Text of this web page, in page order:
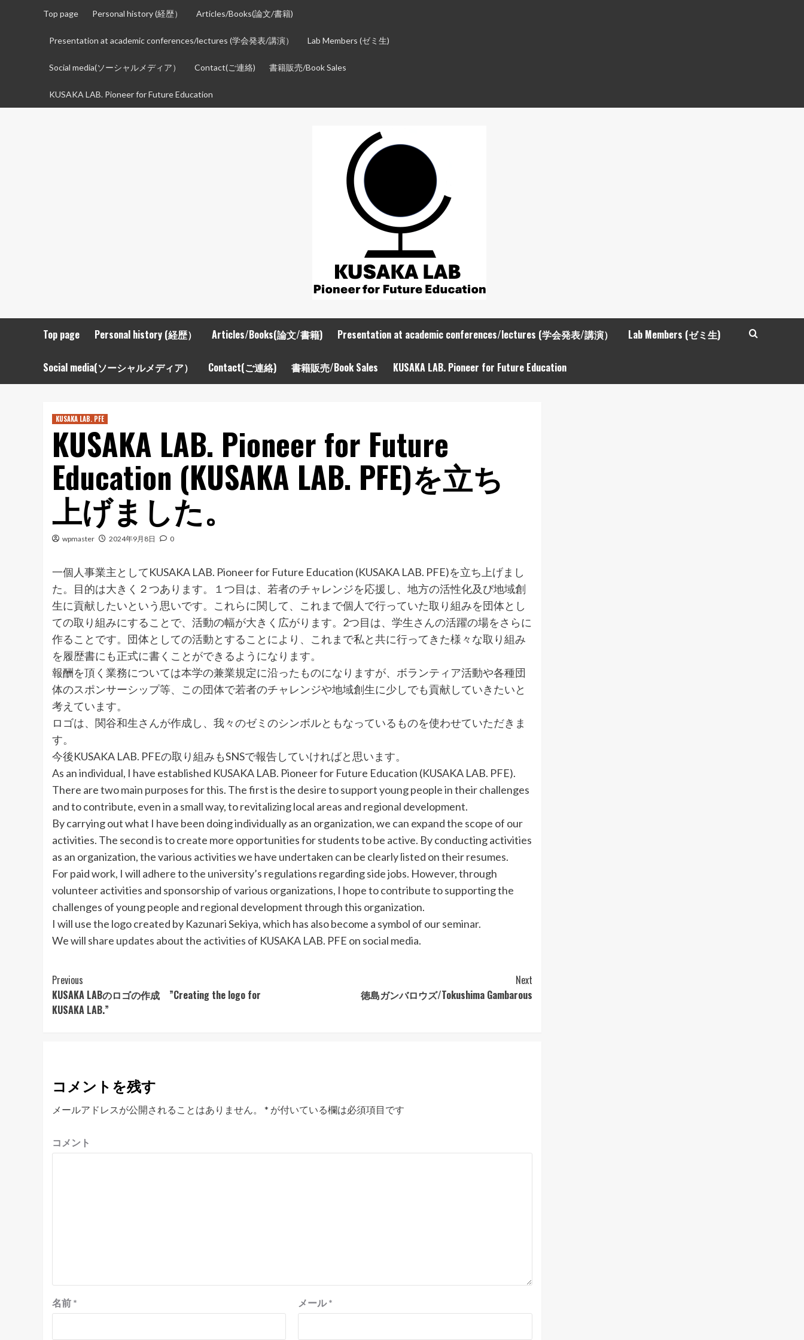
キ
Top page Personal history (経歴） Articles/Books(論文/書籍)
Presentation at academic conferences/lectures (学会発表/講演） Lab Members (ゼミ生)
Social media(ソーシャルメディア） Contact(ご連絡) 書籍販売/Book Sales
KUSAKA LAB. Pioneer for Future Education
Top page Personal history (経歴） Articles/Books(論文/書籍) Presentation at academic conferences/lectures (学会発表/講演） Lab Members (ゼミ生)
Social media(ソーシャルメディア） Contact(ご連絡) 書籍販売/Book Sales KUSAKA LAB. Pioneer for Future Education
KUSAKA LAB. PFE
KUSAKA LAB. Pioneer for Future
Education (KUSAKA LAB. PFE)を立ち
上げました。
wpmaster 2024年9月8日 0
一個人事業主としてKUSAKA LAB. Pioneer for Future Education (KUSAKA LAB. PFE)を立ち上げまし
た。目的は大きく２つあります。１つ目は、若者のチャレンジを応援し、地方の活性化及び地域創
生に貢献したいという思いです。これらに関して、これまで個人で行っていた取り組みを団体とし
ての取り組みにすることで、活動の幅が大きく広がります。2つ目は、学生さんの活躍の場をさらに
作ることです。団体としての活動とすることにより、これまで私と共に行ってきた様々な取り組み
を履歴書にも正式に書くことができるようになります。
報酬を頂く業務については本学の兼業規定に沿ったものになりますが、ボランティア活動や各種団
体のスポンサーシップ等、この団体で若者のチャレンジや地域創生に少しでも貢献していきたいと
考えています。
ロゴは、関谷和生さんが作成し、我々のゼミのシンボルともなっているものを使わせていただきま
す。
今後KUSAKA LAB. PFEの取り組みもSNSで報告していければと思います。
As an individual, I have established KUSAKA LAB. Pioneer for Future Education (KUSAKA LAB. PFE).
There are two main purposes for this. The first is the desire to support young people in their challenges
and to contribute, even in a small way, to revitalizing local areas and regional development.
By carrying out what I have been doing individually as an organization, we can expand the scope of our
activities. The second is to create more opportunities for students to be active. By conducting activities
as an organization, the various activities we have undertaken can be clearly listed on their resumes.
For paid work, I will adhere to the university’s regulations regarding side jobs. However, through
volunteer activities and sponsorship of various organizations, I hope to contribute to supporting the
challenges of young people and regional development through this organization.
I will use the logo created by Kazunari Sekiya, which has also become a symbol of our seminar.
We will share updates about the activities of KUSAKA LAB. PFE on social media.
Continue
Reading
Previous
KUSAKA LABのロゴの作成 ”Creating the logo for
KUSAKA LAB.”
Next
徳島ガンバロウズ/Tokushima Gambarous
コメントを残す
メールアドレスが公開されることはありません。 * が付いている欄は必須項目です
コメント
名前 * メール*